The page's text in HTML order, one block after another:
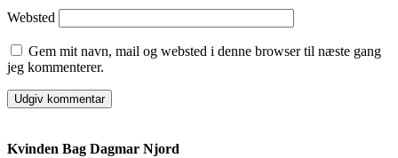
Websted
Gem mit navn, mail og websted i denne browser til næste gang
jeg kommenterer.
Kvinden Bag Dagmar Njord